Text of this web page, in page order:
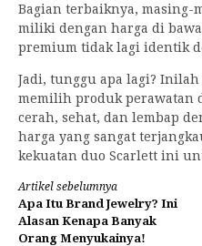
Bagian terbaiknya, masing-
miliki dengan harga di
premium tidak lagi identik
Jadi, tunggu apa lagi?
memilih produk perawatan
cerah, sehat, dan lembap
harga yang sangat
kekuatan duo Scarlett ini
Lanjut
Membaca
Artikel sebelumnya
Apa Itu Brand Jewelry? Ini
Alasan Kenapa Banyak
Orang Menyukainya!